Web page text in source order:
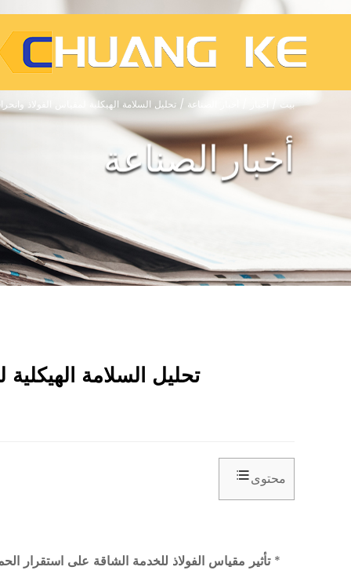
بيت / أخبار الصناعة / تحليل السلامة الهيكلية لمقياس الفولاذ
أخبار الصناعة
تحليل السلامة
محتوى
ع
*تأثير مقياس الفولاذ للخدمة الشاقة على استقرار